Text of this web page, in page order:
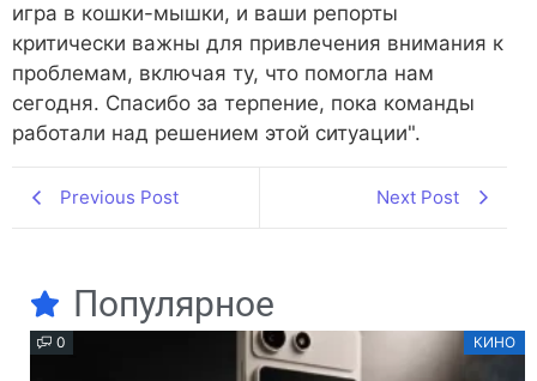
игра в кошки-мышки, и ваши репорты
критически важны для привлечения внимания к
проблемам, включая ту, что помогла нам
сегодня. Спасибо за терпение, пока команды
работали над решением этой ситуации".
Previous Post Next Post
Популярное
0 КИНО